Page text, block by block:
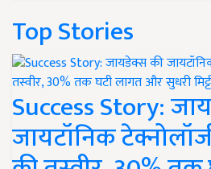
Top Stories
Success Story:
जायटॉनिक